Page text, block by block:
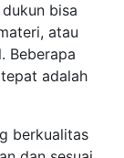
bisa
atau
Beberapa
adalah
berkualitas